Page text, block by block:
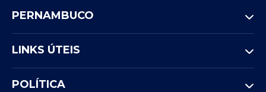
PERNAMBUCO
LINKS ÚTEIS
POLÍTICA